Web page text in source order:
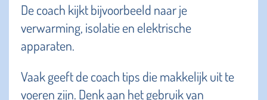
De coach kijkt bijvoorbeeld naar je
verwarming, isolatie en elektrische
apparaten.
Vaak geeft de coach tips die makkelijk uit te
voeren zijn. Denk aan het gebruik van